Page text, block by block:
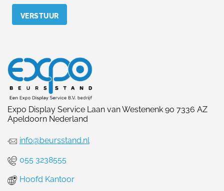
Expo Display Service Laan van Westenenk 90 7336 AZ
Apeldoorn Nederland
info@beursstand.nl
055 3238555
Hoofd Kantoor